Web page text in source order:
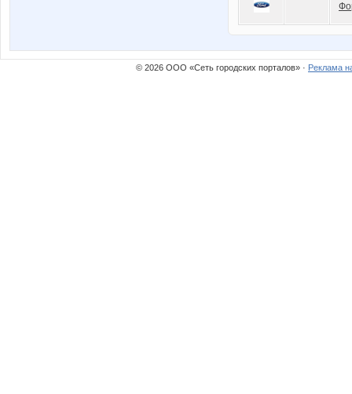
© 2026 ООО «Сеть городских порталов» · Реклама